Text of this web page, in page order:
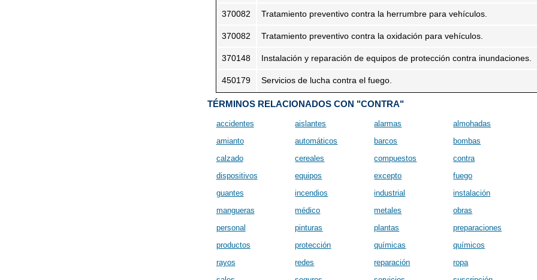
370082 Tratamiento preventivo contra la herrumbre para vehículos.
370082 Tratamiento preventivo contra la oxidación para vehículos.
370148 Instalación y reparación de equipos de protección contra inundaciones.
450179 Servicios de lucha contra el fuego.
TÉRMINOS RELACIONADOS CON "CONTRA"
accidentes aislantes alarmas
almohadas
amianto
automáticos barcos
bombas
calzado
cereales compuestos
contra
dispositivos
equipos excepto
fuego
guantes
incendios industrial
instalación
mangueras
médico metales
obras
personal
pinturas plantas
preparaciones
productos
protección químicas
químicos
rayos
redes reparación
ropa